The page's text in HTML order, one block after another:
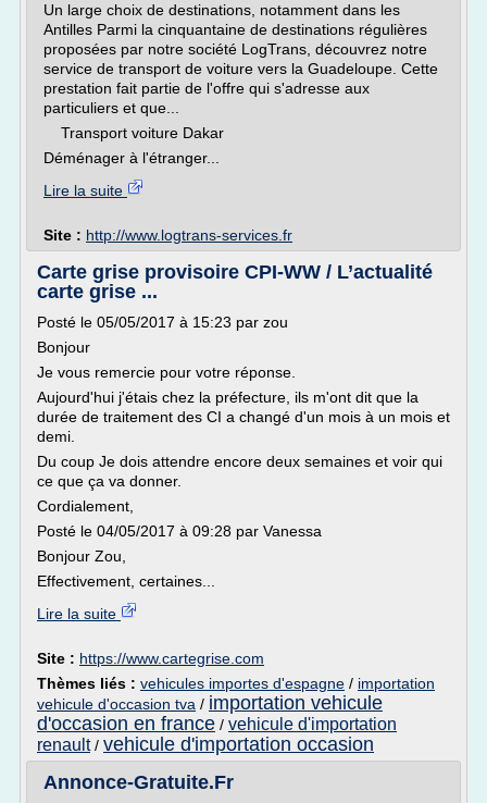
Un large choix de destinations, notamment dans les
Antilles Parmi la cinquantaine de destinations régulières
proposées par notre société LogTrans, découvrez notre
service de transport de voiture vers la Guadeloupe. Cette
prestation fait partie de l'offre qui s'adresse aux
particuliers et que...
Transport voiture Dakar
Déménager à l'étranger...
Lire la suite
Site : http://www.logtrans-services.fr
Carte grise provisoire CPI-WW / L’actualité
carte grise ...
Posté le 05/05/2017 à 15:23 par zou
Bonjour
Je vous remercie pour votre réponse.
Aujourd'hui j'étais chez la préfecture, ils m'ont dit que la
durée de traitement des CI a changé d'un mois à un mois et
demi.
Du coup Je dois attendre encore deux semaines et voir qui
ce que ça va donner.
Cordialement,
Posté le 04/05/2017 à 09:28 par Vanessa
Bonjour Zou,
Effectivement, certaines...
Lire la suite
Site : https://www.cartegrise.com
Thèmes liés : vehicules importes d'espagne / importation
vehicule d'occasion tva / importation vehicule
d'occasion en france / vehicule d'importation
renault/ vehicule d'importation occasion
Annonce-Gratuite.Fr